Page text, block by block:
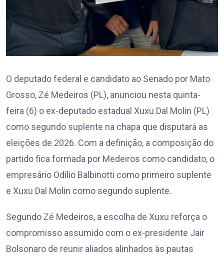
O deputado federal e candidato ao Senado por Mato
Grosso, Zé Medeiros (PL), anunciou nesta quinta-
feira (6) o ex-deputado estadual Xuxu Dal Molin (PL)
como segundo suplente na chapa que disputará as
eleições de 2026. Com a definição, a composição do
partido fica formada por Medeiros como candidato, o
empresário Odílio Balbinotti como primeiro suplente
e Xuxu Dal Molin como segundo suplente.
Segundo Zé Medeiros, a escolha de Xuxu reforça o
compromisso assumido com o ex-presidente Jair
Bolsonaro de reunir aliados alinhados às pautas